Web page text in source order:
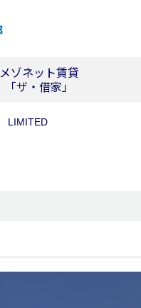
メゾネット賃貸
「ザ・借家」
LIMITED